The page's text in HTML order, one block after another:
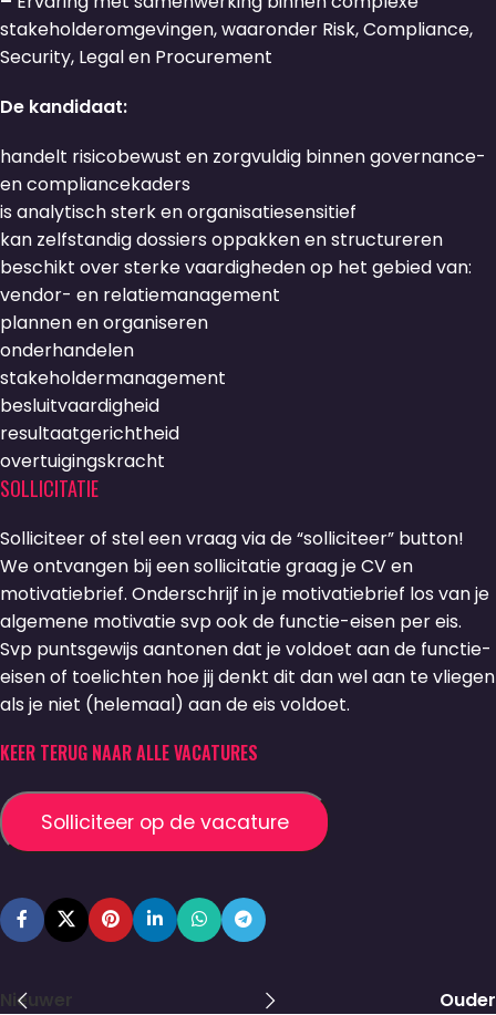
stakeholderomgevingen, waaronder Risk, Compliance,
Security, Legal en Procurement
De kandidaat:
handelt risicobewust en zorgvuldig binnen governance-
en compliancekaders
is analytisch sterk en organisatiesensitief
kan zelfstandig dossiers oppakken en structureren
beschikt over sterke vaardigheden op het gebied van:
vendor- en relatiemanagement
plannen en organiseren
onderhandelen
stakeholdermanagement
besluitvaardigheid
resultaatgerichtheid
overtuigingskracht
SOLLICITATIE
Solliciteer of stel een vraag via de “solliciteer” button!
We ontvangen bij een sollicitatie graag je CV en
motivatiebrief. Onderschrijf in je motivatiebrief los van je
algemene motivatie svp ook de functie-eisen per eis.
Svp puntsgewijs aantonen dat je voldoet aan de functie-
eisen of toelichten hoe jij denkt dit dan wel aan te vliegen
als je niet (helemaal) aan de eis voldoet.
KEER TERUG NAAR ALLE VACATURES
Nieuwer Ouder